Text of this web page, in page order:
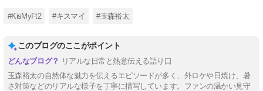
#KisMyFt2 #キスマイ #玉森裕太
このブログのここがポイント
リアルな日常と熱意伝える語り口
玉森裕太の自然体な魅力を伝えるエピソードが多く、外ロケや日焼け、暑
さ対策などのリアルな様子を丁寧に描写しています。ファンの温かい見守